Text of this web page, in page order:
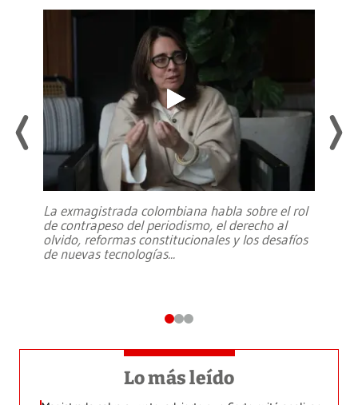
La exmagistrada colombiana habla sobre el rol
de contrapeso del periodismo, el derecho al
olvido, reformas constitucionales y los desafíos
de nuevas tecnologías...
Lo más leído